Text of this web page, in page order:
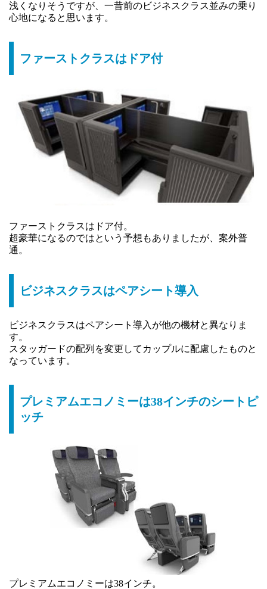
浅くなりそうですが、一昔前のビジネスクラス並みの乗り
心地になると思います。
ファーストクラスはドア付
ファーストクラスはドア付。
超豪華になるのではという予想もありましたが、案外普
通。
ビジネスクラスはペアシート導入
ビジネスクラスはペアシート導入が他の機材と異なりま
す。
スタッガードの配列を変更してカップルに配慮したものと
なっています。
プレミアムエコノミーは38インチのシートピ
ッチ
プレミアムエコノミーは38インチ。